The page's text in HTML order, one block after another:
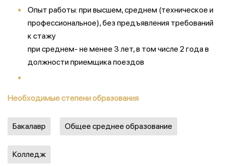
Опыт работы: при высшем, среднем (техническое и
профессиональное), без предъявления требований
к стажу
при среднем- не менее 3 лет, в том числе 2 года в
должности приемщика поездов
Необходимые степени образования
Бакалавр Общее среднее образование
Колледж